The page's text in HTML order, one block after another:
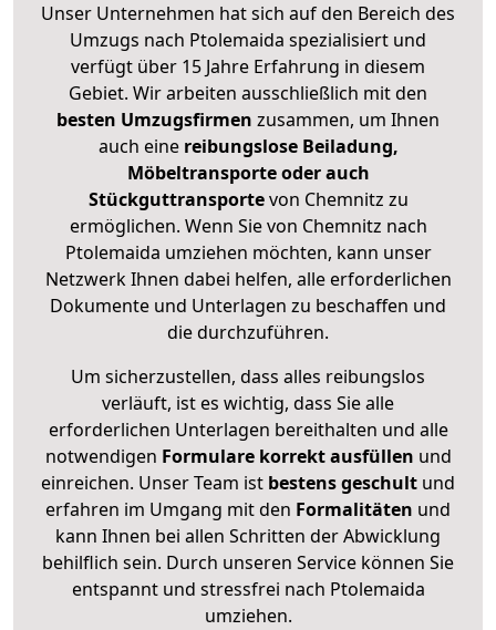
Unser Unternehmen hat sich auf den Bereich des
Umzugs nach Ptolemaida spezialisiert und
verfügt über 15 Jahre Erfahrung in diesem
Gebiet. Wir arbeiten ausschließlich mit den
besten Umzugsfirmen zusammen, um Ihnen
auch eine reibungslose Beiladung,
Möbeltransporte oder auch
Stückguttransportevon Chemnitz zu
ermöglichen. Wenn Sie von Chemnitz nach
Ptolemaida umziehen möchten, kann unser
Netzwerk Ihnen dabei helfen, alle erforderlichen
Dokumente und Unterlagen zu beschaffen und
die durchzuführen.
Um sicherzustellen, dass alles reibungslos
verläuft, ist es wichtig, dass Sie alle
erforderlichen Unterlagen bereithalten und alle
notwendigen Formulare korrekt ausfüllen und
einreichen. Unser Team ist bestens geschult und
erfahren im Umgang mit den Formalitäten und
kann Ihnen bei allen Schritten der Abwicklung
behilflich sein. Durch unseren Service können Sie
entspannt und stressfrei nach Ptolemaida
umziehen.